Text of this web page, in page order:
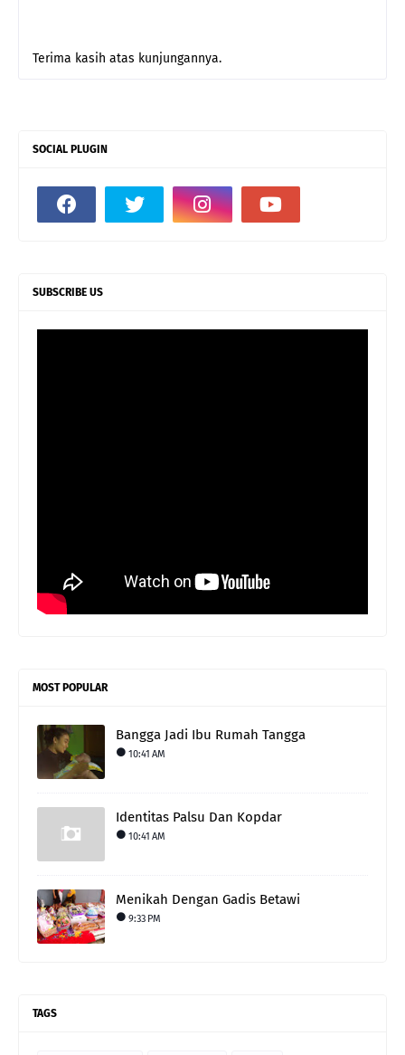
Terima kasih atas kunjungannya.
SOCIAL PLUGIN
SUBSCRIBE US
MOST POPULAR
Bangga Jadi Ibu Rumah Tangga
10:41 AM
Identitas Palsu Dan Kopdar
10:41 AM
Menikah Dengan Gadis Betawi
9:33 PM
TAGS